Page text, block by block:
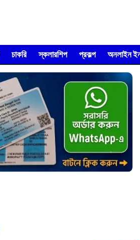
চাকরি স্কলারশিপ প্রকল্প অনলাইন